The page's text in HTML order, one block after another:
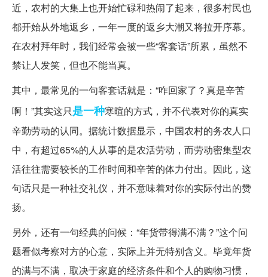
近，农村的大集上也开始忙碌和热闹了起来，很多村民也
都开始从外地返乡，一年一度的返乡大潮又将拉开序幕。
在农村拜年时，我们经常会被一些“客套话”所累，虽然不
禁让人发笑，但也不能当真。
其中，最常见的一句客套话就是：“咋回家了？真是辛苦
啊！”其实这只是一种寒暄的方式，并不代表对你的真实
辛勤劳动的认同。据统计数据显示，中国农村的务农人口
中，有超过65%的人从事的是农活劳动，而劳动密集型农
活往往需要较长的工作时间和辛苦的体力付出。因此，这
句话只是一种社交礼仪，并不意味着对你的实际付出的赞
扬。
另外，还有一句经典的问候：“年货带得满不满？”这个问
题看似考察对方的心意，实际上并无特别含义。毕竟年货
的满与不满，取决于家庭的经济条件和个人的购物习惯，